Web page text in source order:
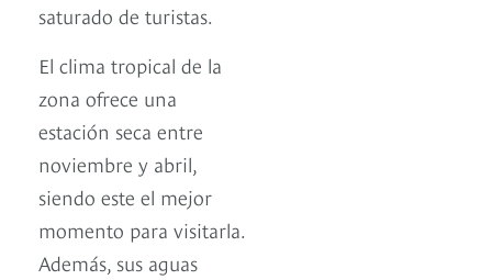
saturado de turistas.
El clima tropical de la
zona ofrece una
estación seca entre
noviembre y abril,
siendo este el mejor
momento para visitarla.
Además, sus aguas